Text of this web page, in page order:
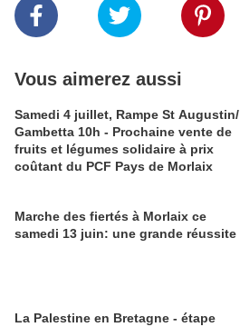
Vous aimerez aussi
Samedi 4 juillet, Rampe St Augustin/
Gambetta 10h - Prochaine vente de
fruits et légumes solidaire à prix
coûtant du PCF Pays de Morlaix
Marche des fiertés à Morlaix ce
samedi 13 juin: une grande réussite
La Palestine en Bretagne - étape